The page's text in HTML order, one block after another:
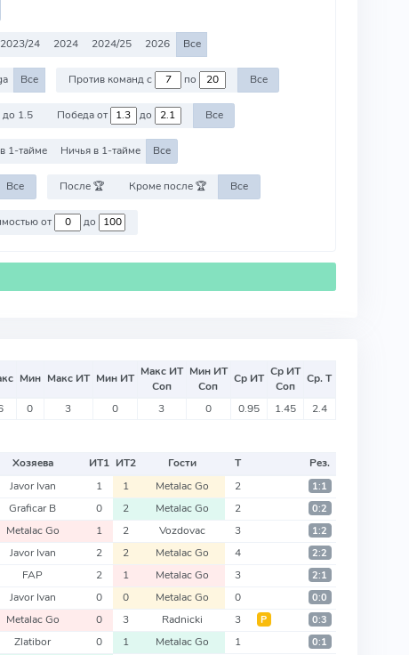
2023/24 2024 2024/25 2026 Все
Все Против команд с по Все
до 1.5 Победа от до Все
1-тайме Ничья в 1-тайме Все
Все После 🏆 Кроме после 🏆 Все
Против команд со стоимостью от до
Мин Макс ИТ Мин ИТ Макс ИТ
Соп
Мин ИТ
Соп
Ср ИТ Ср ИТ
Соп
Ср. Т
0 3 0 3 0 0.95 1.45 2.4
Хозяева ИТ1 ИТ2 Гости Т
Рез.
Javor Ivan 1 1 Metalac Go 2 1:1
Graficar B 0 2 Metalac Go 2 0:2
Metalac Go 1 2 Vozdovac 3 1:2
Javor Ivan 2 2 Metalac Go 4 2:2
FAP 2 1 Metalac Go 3 2:1
Javor Ivan 0 0 Metalac Go 0 0:0
Metalac Go 0 3 Radnicki 3 Р 0:3
Zlatibor 0 1 Metalac Go 1 0:1